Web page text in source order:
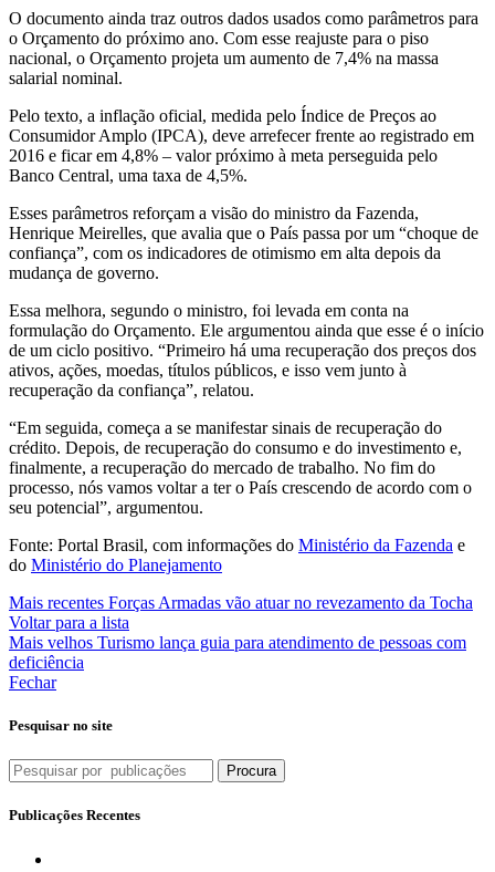
O documento ainda traz outros dados usados como parâmetros para
o Orçamento do próximo ano. Com esse reajuste para o piso
nacional, o Orçamento projeta um aumento de 7,4% na massa
salarial nominal.
Pelo texto, a inflação oficial, medida pelo Índice de Preços ao
Consumidor Amplo (IPCA), deve arrefecer frente ao registrado em
2016 e ficar em 4,8% – valor próximo à meta perseguida pelo
Banco Central, uma taxa de 4,5%.
Esses parâmetros reforçam a visão do ministro da Fazenda,
Henrique Meirelles, que avalia que o País passa por um “choque de
confiança”, com os indicadores de otimismo em alta depois da
mudança de governo.
Essa melhora, segundo o ministro, foi levada em conta na
formulação do Orçamento. Ele argumentou ainda que esse é o início
de um ciclo positivo. “Primeiro há uma recuperação dos preços dos
ativos, ações, moedas, títulos públicos, e isso vem junto à
recuperação da confiança”, relatou.
“Em seguida, começa a se manifestar sinais de recuperação do
crédito. Depois, de recuperação do consumo e do investimento e,
finalmente, a recuperação do mercado de trabalho. No fim do
processo, nós vamos voltar a ter o País crescendo de acordo com o
seu potencial”, argumentou.
Fonte: Portal Brasil, com informações do Ministério da Fazenda e
do Ministério do Planejamento
Mais recentes Forças Armadas vão atuar no revezamento da Tocha
Voltar para a lista
Mais velhos Turismo lança guia para atendimento de pessoas com
deficiência
Fechar
Pesquisar no site
Procura
Publicações Recentes